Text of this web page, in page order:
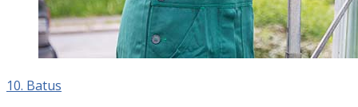
10. Batus